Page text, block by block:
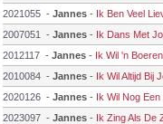
2021055 - Jannes - Ik Ben Veel
2007051
- Jannes - Ik Dans Met
2012117 - Jannes - Ik Wil 'n
2010084 - Jannes - Ik Wil Altijd Bij
2020126 - Jannes - Ik Wil Nog
2023097 - Jannes - Ik Zing Als De